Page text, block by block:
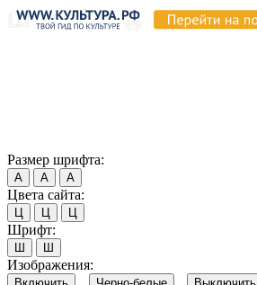
Размер шрифта:
А А А
Цвета сайта:
Ц Ц Ц
Шрифт:
Ш Ш
Изображения: